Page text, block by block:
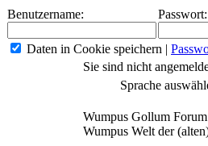
Benutzername: Passwort:
Daten in Cookie speichern |
Sie sind nicht
Sprache
Wumpus Gollum
Wumpus Welt der